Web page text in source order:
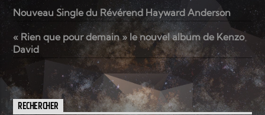
Nouveau Single du Révérend Hayward Anderson
« Rien que pour demain » le nouvel album de Kenzo
David
RECHERCHER